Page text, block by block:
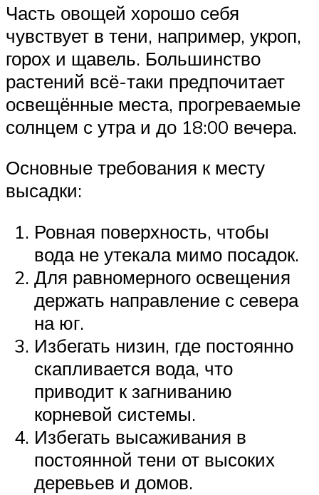
Часть овощей хорошо себя
чувствует в тени, например, укроп,
горох и щавель. Большинство
растений всё-таки предпочитает
освещённые места, прогреваемые
солнцем с утра и до 18:00 вечера.
Основные требования к месту
высадки:
Ровная поверхность, чтобы
вода не утекала мимо посадок.
Для равномерного освещения
держать направление с севера
на юг.
Избегать низин, где постоянно
скапливается вода, что
приводит к загниванию
корневой системы.
Избегать высаживания в
постоянной тени от высоких
деревьев и домов.